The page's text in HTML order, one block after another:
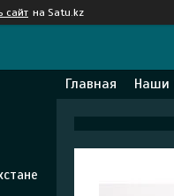
сайт на Satu.kz
Главная Наши